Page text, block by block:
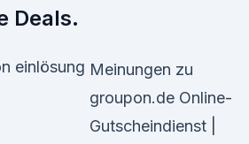
Deals.
Meinungen zu
groupon.de Online-
Gutscheindienst |